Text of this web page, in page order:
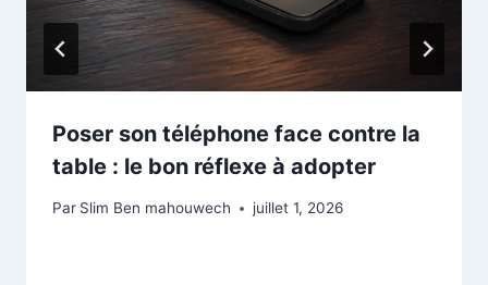
Poser son téléphone face contre la
table : le bon réflexe à adopter
Par Slim Ben mahouwech juillet 1, 2026